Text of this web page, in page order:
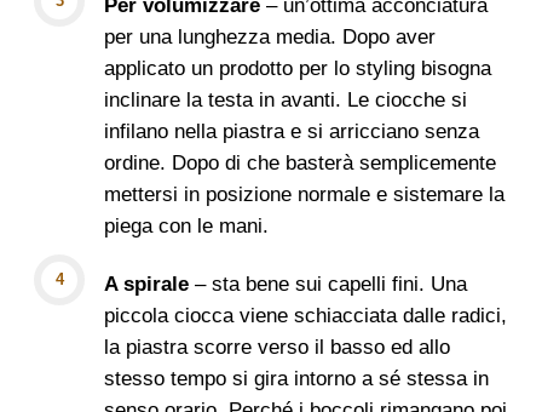
Per volumizzare – un’ottima acconciatura
per una lunghezza media. Dopo aver
applicato un prodotto per lo styling bisogna
inclinare la testa in avanti. Le ciocche si
infilano nella piastra e si arricciano senza
ordine. Dopo di che basterà semplicemente
mettersi in posizione normale e sistemare la
piega con le mani.
A spirale – sta bene sui capelli fini. Una
piccola ciocca viene schiacciata dalle radici,
la piastra scorre verso il basso ed allo
stesso tempo si gira intorno a sé stessa in